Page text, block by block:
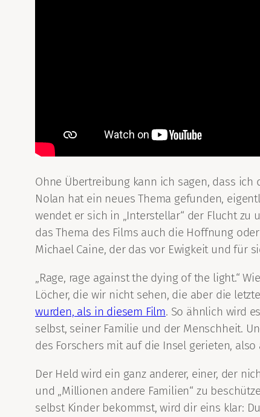
Ohne Übertreibung kann ich sagen, dass
Nolan hat ein neues Thema gefunden,
wendet er sich in „Interstellar“ der Flucht zu
das Thema des Films auch die Hoffnung
Michael Caine, der das vor Ewigkeit und für
„Rage, rage against the dying of the light.“
Löcher, die wir nicht sehen, die aber die
wurden, als in diesem Film. So ähnlich wird
selbst, seiner Familie und der Menschheit.
des Forschers mit auf die Insel gerieten,
Der Held wird ein ganz anderer, einer, der
und „Millionen andere Familien“ zu
selbst Kinder bekommst, wird dir eins klar: